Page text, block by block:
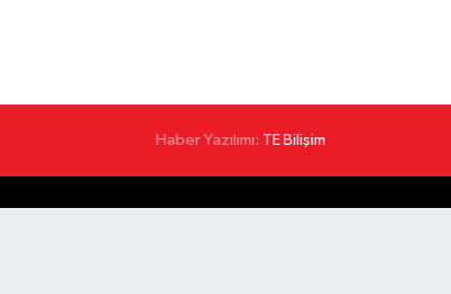
Haber Yazılımı: TE Bilişim